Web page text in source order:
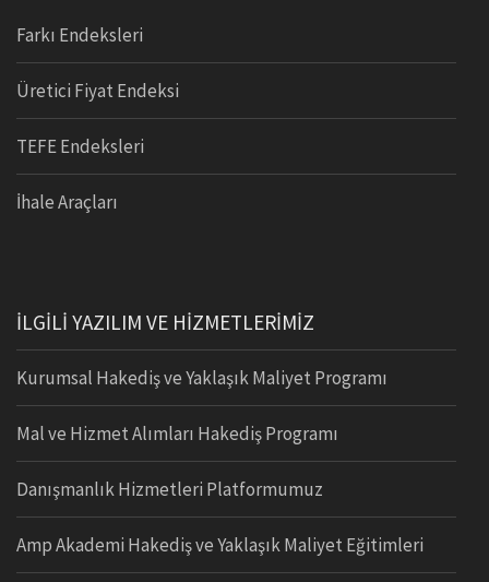
Farkı Endeksleri
Üretici Fiyat Endeksi
TEFE Endeksleri
İhale Araçları
İLGİLİ YAZILIM VE HİZMETLERİMİZ
Kurumsal Hakediş ve Yaklaşık Maliyet Programı
Mal ve Hizmet Alımları Hakediş Programı
Danışmanlık Hizmetleri Platformumuz
Amp Akademi Hakediş ve Yaklaşık Maliyet Eğitimleri